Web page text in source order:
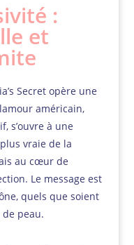
:
et
Secret opère une
américain,
s’ouvre à une
vraie de la
au cœur de
Le message est
quels que soient
peau.